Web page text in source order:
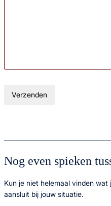
Verzenden
Nog even spieken
Kun je niet helemaal vinden
aansluit bij jouw situatie.